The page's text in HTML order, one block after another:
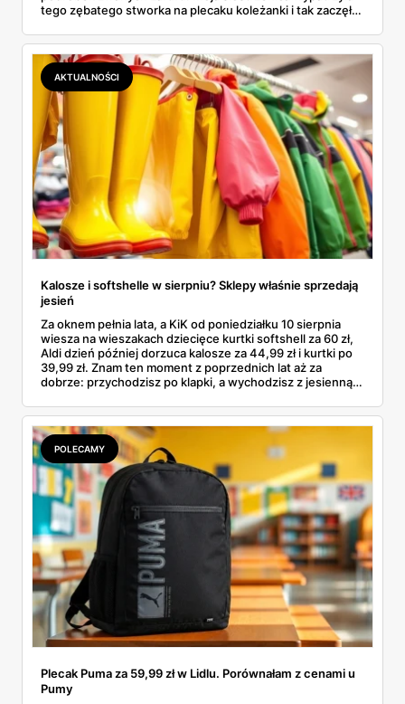
tego zębatego stworka na plecaku koleżanki i tak zaczęło
kosztuje i po czym poznać, że sprzedawca nie wciska nam
podróbki. Spisałam wszystko, czego się dowiedziałam —
łącznie z jedną wpadką, o której za chwilę.
AKTUALNOŚCI
Kalosze i softshelle w sierpniu? Sklepy właśnie sprzedają
jesień
Za oknem pełnia lata, a KiK od poniedziałku 10 sierpnia
wiesza na wieszakach dziecięce kurtki softshell za 60 zł,
Aldi dzień później dorzuca kalosze za 44,99 zł i kurtki po
39,99 zł. Znam ten moment z poprzednich lat aż za
dobrze: przychodzisz po klapki, a wychodzisz z jesienną
pojawi się w gazetkach w przyszłym tygodniu i czy jest
sens kupować jesień, zanim skończą się wakacje.
POLECAMY
Plecak Puma za 59,99 zł w Lidlu. Porównałam z cenami u
Pumy